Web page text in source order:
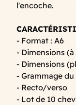
l'encoche.
- Format : A6
- Dimensions (à
- Dimensions
- Grammage
- Recto/verso
- Lot de 10